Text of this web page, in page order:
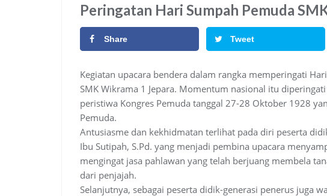
Peringatan Hari Sumpah Pemuda
Share Tweet
Kegiatan upacara bendera dalam rangka memperingati
SMK Wikrama 1 Jepara. Momentum nasional itu
peristiwa Kongres Pemuda tanggal 27-28 Oktober 1928
Pemuda.
Antusiasme dan kekhidmatan terlihat pada diri peserta
Ibu Sutipah, S.Pd. yang menjadi pembina upacara
mengingat jasa pahlawan yang telah berjuang membela
dari penjajah.
Selanjutnya, sebagai peserta didik-generasi penerus juga